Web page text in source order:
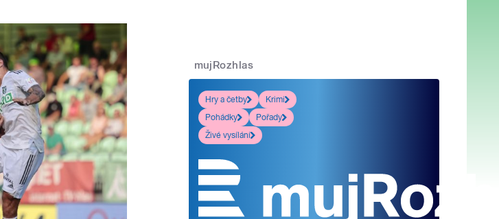
mujRozhlas
Hry a četby
Krimi
Pohádky
Pořady
Živé vysílání